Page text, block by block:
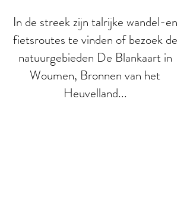
In de streek zijn talrijke wandel-en
fietsroutes te vinden of bezoek de
natuurgebieden De Blankaart in
Woumen, Bronnen van het
Heuvelland...